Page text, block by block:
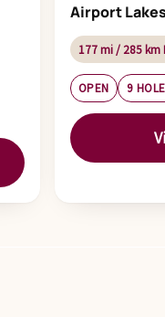
Airport
177 mi / 285 km
OPEN 9